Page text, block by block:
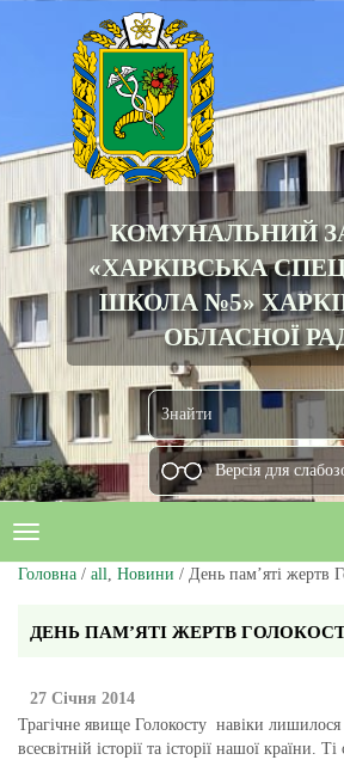
КОМУНАЛЬНИЙ
«ХАРКІВСЬКА
ШКОЛА №5»
ОБЛАСНОЇ
Версiя для
Головна / all, Новини / День пам’яті жертв
ДЕНЬ ПАМ’ЯТІ ЖЕРТВ
27 Січня 2014
Трагічне явище Голокосту навіки
всесвітній історії та історії нашої країни.